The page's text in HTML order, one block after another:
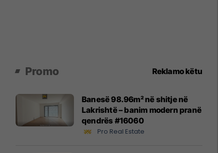
Promo Reklamo këtu
Banesë 98.96m² në shitje në
Lakrishtë – banim modern pranë
qendrës #16060
Pro Real Estate